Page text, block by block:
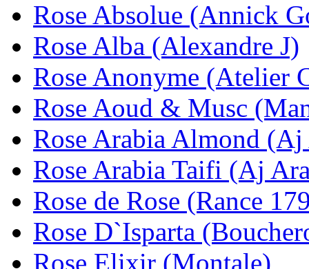
Rose Absolue (Annick
Rose Alba (Alexandre J)
Rose Anonyme (Atelier
Rose Aoud & Musc
Rose Arabia Almond
Rose Arabia Taifi (Aj
Rose de Rose (Rance
Rose D`Isparta
Rose Elixir (Montale)